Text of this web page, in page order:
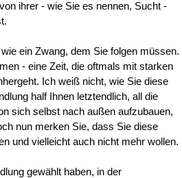
ihrer - wie Sie es nennen, Sucht -
ein Zwang, dem Sie folgen müssen.
- eine Zeit, die oftmals mit starken
Ich weiß nicht, wie Sie diese
half Ihnen letztendlich, all die
sich selbst nach außen aufzubauen,
nun merken Sie, dass Sie diese
und vielleicht auch nicht mehr wollen.
gewählt haben, in der